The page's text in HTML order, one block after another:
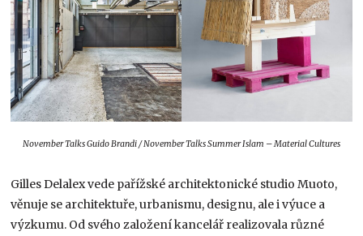
November Talks Guido Brandi / November Talks Summer Islam – Material Cultures
Gilles Delalex vede pařížské architektonické studio Muoto,
věnuje se architektuře, urbanismu, designu, ale i výuce a
výzkumu. Od svého založení kancelář realizovala různé